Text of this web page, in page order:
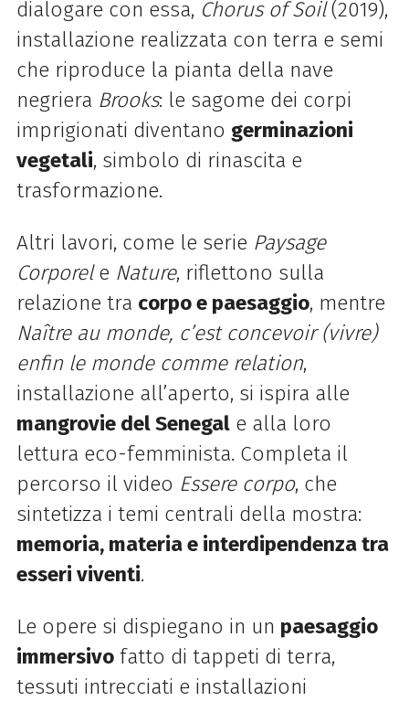
dialogare con essa, Chorus of Soil(2019),
installazione realizzata con terra e semi
che riproduce la pianta della nave
negriera Brooks: le sagome dei corpi
imprigionati diventano germinazioni
vegetali, simbolo di rinascita e
trasformazione.
Altri lavori, come le serie Paysage
Corporele Nature, riflettono sulla
relazione tra corpo e paesaggio, mentre
Naître au monde, c’est concevoir (vivre)
enfin le monde comme relation,
installazione all’aperto, si ispira alle
mangrovie del Senegale alla loro
lettura eco-femminista. Completa il
percorso il video Essere corpo, che
sintetizza i temi centrali della mostra:
memoria, materia e interdipendenza tra
esseri viventi.
Le opere si dispiegano in un paesaggio
immersivofatto di tappeti di terra,
tessuti intrecciati e installazioni